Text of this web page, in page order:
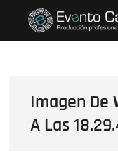
contenido
Imagen De
A Las